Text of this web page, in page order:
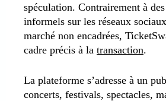
spéculation. Contrairement à des
informels sur les réseaux
marché non encadrées,
cadre précis à la transaction.
La plateforme s’adresse à un
concerts, festivals, spectacles,